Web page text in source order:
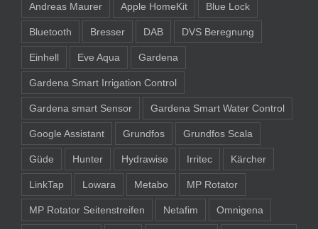
Andreas Maurer Apple HomeKit Blue Lock
Bluetooth Bresser DAB DVS Beregnung
Einhell Eve Aqua Gardena
Gardena Smart Irrigation Control
Gardena smart Sensor Gardena Smart Water Control
Google Assistant Grundfos Grundfos Scala
Güde Hunter Hydrawise Irritec Kärcher
LinkTap Lowara Metabo MP Rotator
MP Rotator Seitenstreifen Netafim Omnigena